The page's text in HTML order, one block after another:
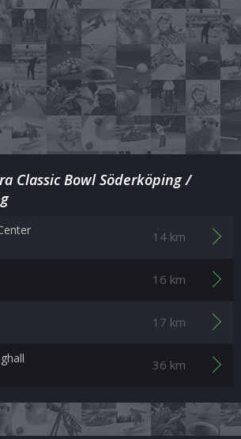
Classic Bowl Söderköping /
14 km
16 km
17 km
36 km